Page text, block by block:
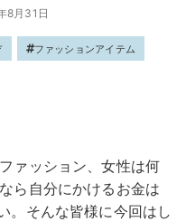
8月31日
ファッションアイテム
ァッション、女性は何
ら自分にかけるお金は
。そんな皆様に今回はし